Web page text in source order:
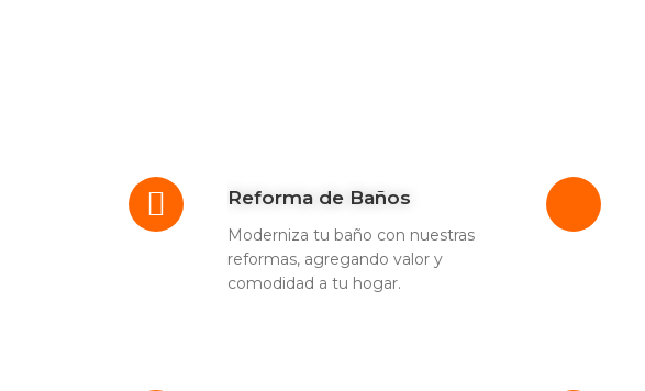
Reforma de Baños
Moderniza tu baño con nuestras
reformas, agregando valor y
comodidad a tu hogar.